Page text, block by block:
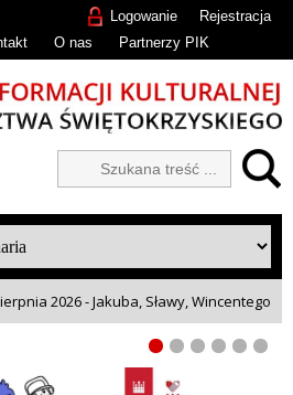
Rejestracja
Logowanie
O nas Partnerzy PIK
2026 - Jakuba, Sławy, Wincentego